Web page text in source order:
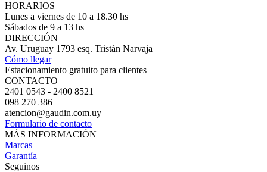
HORARIOS
Lunes a viernes de 10 a 18.30 hs
Sábados de 9 a 13 hs
DIRECCIÓN
Av. Uruguay 1793 esq. Tristán Narvaja
Cómo llegar
Estacionamiento gratuito para clientes
CONTACTO
2401 0543 - 2400 8521
098 270 386
atencion@gaudin.com.uy
Formulario de contacto
MÁS INFORMACIÓN
Marcas
Garantía
Seguinos